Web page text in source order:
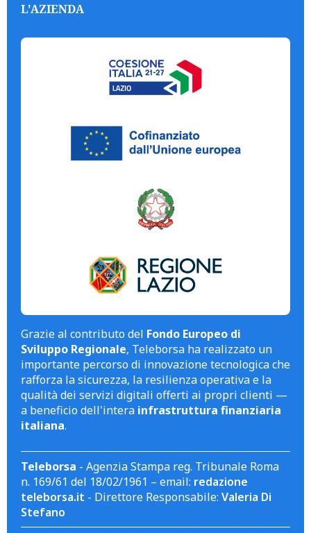
L'AZIENDA
Grazie al contributo del Fondo Europeo di
Sviluppo Regionale, Teleborsa ha realizzato un
importante percorso di innovazione tecnologica che
rafforza la sicurezza, la resilienza operativa e la
qualità dei servizi digitali offerti ai propri clienti —
a beneficio dell'intera infrastruttura finanziaria
italiana.
Teleborsa - Agenzia Stampa reg. Tribunale Roma
n. 169/61 del 18/02/1961 – email: redazione
teleborsa.it - Direttore Responsabile: Valeria Di
Stefano